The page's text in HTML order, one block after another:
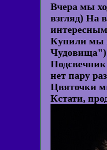
Вчера мы
взгляд) На
Купили мы
Чудовища")
Подсвечник
нет пару
Цвяточки
Кстати,